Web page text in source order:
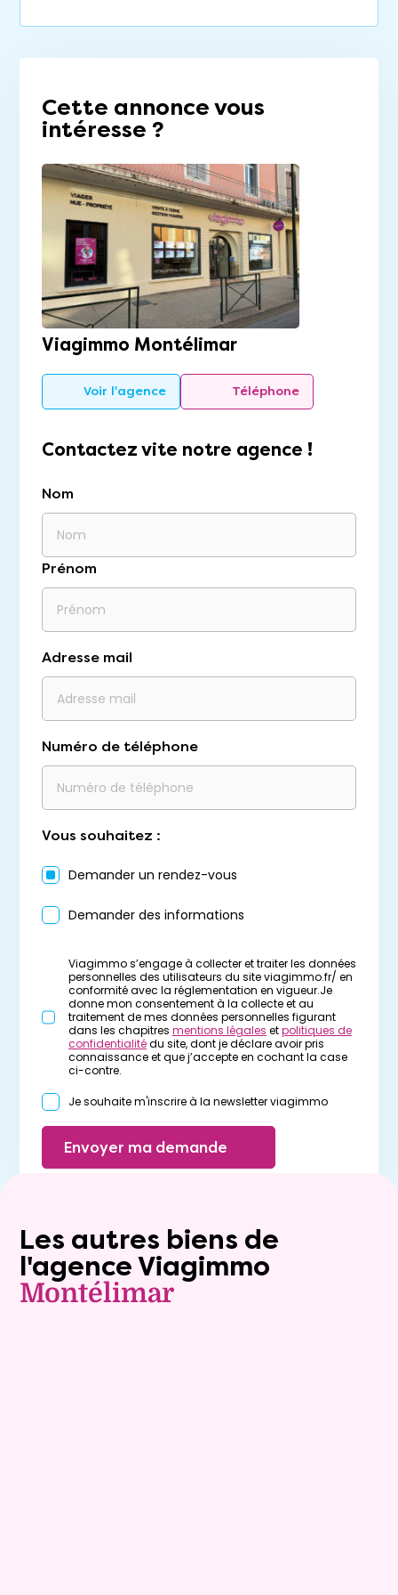
Cette annonce vous
intéresse ?
Viagimmo Montélimar
Voir l'agence Téléphone
Contactez vite notre agence !
Nom
Prénom
Adresse mail
Numéro de téléphone
Vous souhaitez :
Demander un rendez-vous
Demander des informations
Viagimmo s’engage à collecter et traiter les données
personnelles des utilisateurs du site viagimmo.fr/ en
conformité avec la réglementation en vigueur.Je
donne mon consentement à la collecte et au
traitement de mes données personnelles figurant
dans les chapitres mentions légales etpolitiques de
confidentialitédu site, dont je déclare avoir pris
connaissance et que j’accepte en cochant la case
ci-contre.
Je souhaite m'inscrire à la newsletter viagimmo
Envoyer ma demande
Les autres biens de
l'agence Viagimmo
Montélimar